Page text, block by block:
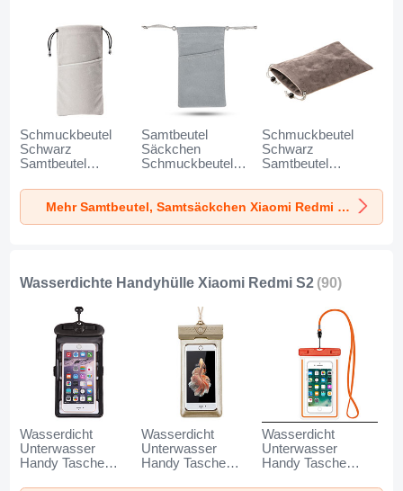
Schmuckbeutel
Schwarz
Samtbeutel
Universal K02 für
Xiaomi Redmi S2
Grau
Samtbeutel
Säckchen
Schmuckbeutel
für Xiaomi Redmi
S2 Grau
Schmuckbeutel
Schwarz
Samtbeutel
Universal S05 für
Xiaomi Redmi S2
Braun
Mehr Samtbeutel, Samtsäckchen Xiaomi Redmi S2
Wasserdichte Handyhülle Xiaomi Redmi S2 (90)
Wasserdicht
Unterwasser
Handy Tasche
Wasserdicht
Unterwasser
Handy Tasche
Wasserdicht
Unterwasser
Handy Tasche